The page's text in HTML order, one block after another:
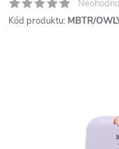
Kód produktu: MBTR/